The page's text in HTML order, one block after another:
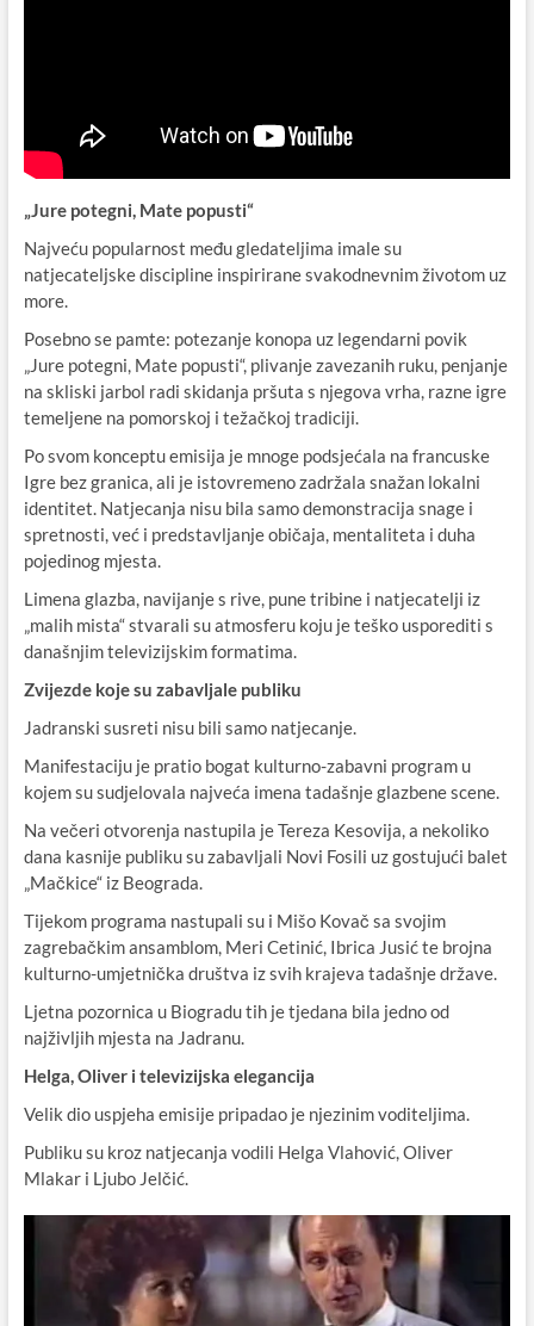
„Jure potegni, Mate popusti“
Najveću popularnost među gledateljima imale su
natjecateljske discipline inspirirane svakodnevnim životom uz
more.
Posebno se pamte: potezanje konopa uz legendarni povik
„Jure potegni, Mate popusti“, plivanje zavezanih ruku, penjanje
na skliski jarbol radi skidanja pršuta s njegova vrha, razne igre
temeljene na pomorskoj i težačkoj tradiciji.
Po svom konceptu emisija je mnoge podsjećala na francuske
Igre bez granica, ali je istovremeno zadržala snažan lokalni
identitet. Natjecanja nisu bila samo demonstracija snage i
spretnosti, već i predstavljanje običaja, mentaliteta i duha
pojedinog mjesta.
Limena glazba, navijanje s rive, pune tribine i natjecatelji iz
„malih mista“ stvarali su atmosferu koju je teško usporediti s
današnjim televizijskim formatima.
Zvijezde koje su zabavljale publiku
Jadranski susreti nisu bili samo natjecanje.
Manifestaciju je pratio bogat kulturno-zabavni program u
kojem su sudjelovala najveća imena tadašnje glazbene scene.
Na večeri otvorenja nastupila je Tereza Kesovija, a nekoliko
dana kasnije publiku su zabavljali Novi Fosili uz gostujući balet
„Mačkice“ iz Beograda.
Tijekom programa nastupali su i Mišo Kovač sa svojim
zagrebačkim ansamblom, Meri Cetinić, Ibrica Jusić te brojna
kulturno-umjetnička društva iz svih krajeva tadašnje države.
Ljetna pozornica u Biogradu tih je tjedana bila jedno od
najživljih mjesta na Jadranu.
Helga, Oliver i televizijska elegancija
Velik dio uspjeha emisije pripadao je njezinim voditeljima.
Publiku su kroz natjecanja vodili Helga Vlahović, Oliver
Mlakar i Ljubo Jelčić.